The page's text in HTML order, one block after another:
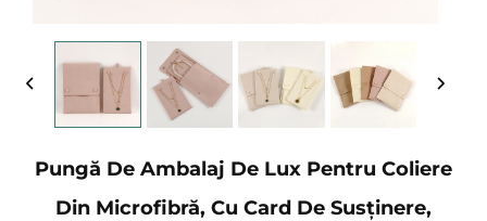
Pungă De Ambalaj De Lux Pentru Coliere
Din Microfibră, Cu Card De Susținere,